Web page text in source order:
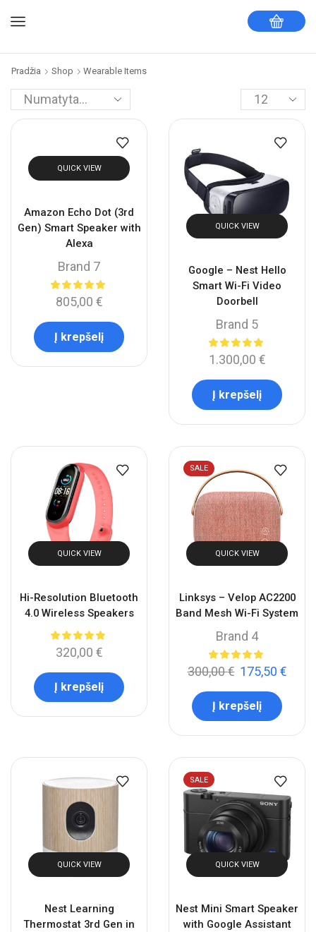
Pradžia Shop Wearable Items
QUICK VIEW
Amazon Echo Dot (3rd
Gen) Smart Speaker with
Alexa
Brand 7
805,00 €
Į krepšelį
QUICK VIEW
Google – Nest Hello
Smart Wi-Fi Video
Doorbell
Brand 5
1.300,00 €
Į krepšelį
QUICK VIEW
Hi-Resolution Bluetooth
4.0 Wireless Speakers
320,00 €
Į krepšelį
SALE
QUICK VIEW
Linksys – Velop AC2200
Band Mesh Wi-Fi System
Brand 4
300,00€ 175,50 €
Į krepšelį
QUICK VIEW
Nest Learning
Thermostat 3rd Gen in
SALE
QUICK VIEW
Nest Mini Smart Speaker
with Google Assistant